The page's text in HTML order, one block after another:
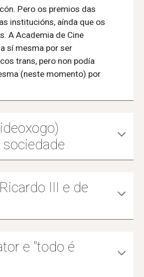
Pero os premios das
institucións, aínda que os
A Academia de Cine
sí mesma por ser
trans, pero non podía
(neste momento) por
)
III e de
e "todo é